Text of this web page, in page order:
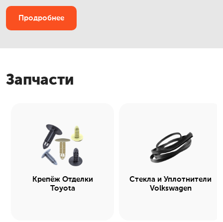
Продробнее
Запчасти
Крепёж Отделки
Toyota
Стекла и Уплотнители
Volkswagen